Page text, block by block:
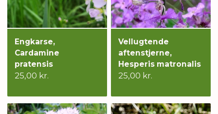
Engkarse,
Cardamine
pratensis
25,00 kr.
Vellugtende
aftenstjerne,
Hesperis matronalis
25,00 kr.